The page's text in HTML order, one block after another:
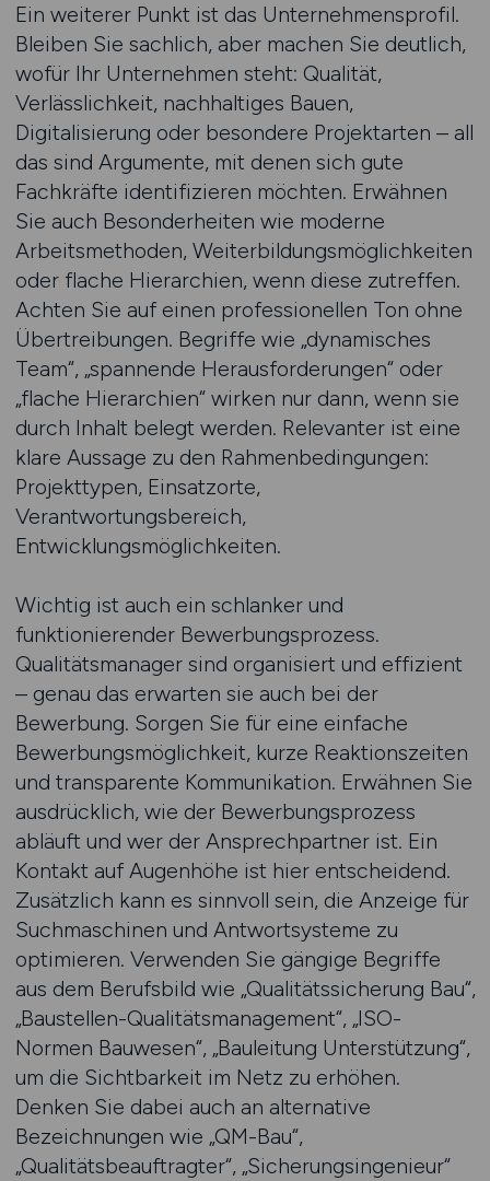
Ein weiterer Punkt ist das Unternehmensprofil.
Bleiben Sie sachlich, aber machen Sie deutlich,
wofür Ihr Unternehmen steht: Qualität,
Verlässlichkeit, nachhaltiges Bauen,
Digitalisierung oder besondere Projektarten – all
das sind Argumente, mit denen sich gute
Fachkräfte identifizieren möchten. Erwähnen
Sie auch Besonderheiten wie moderne
Arbeitsmethoden, Weiterbildungsmöglichkeiten
oder flache Hierarchien, wenn diese zutreffen.
Achten Sie auf einen professionellen Ton ohne
Übertreibungen. Begriffe wie „dynamisches
Team“, „spannende Herausforderungen“ oder
„flache Hierarchien“ wirken nur dann, wenn sie
durch Inhalt belegt werden. Relevanter ist eine
klare Aussage zu den Rahmenbedingungen:
Projekttypen, Einsatzorte,
Verantwortungsbereich,
Entwicklungsmöglichkeiten.
Wichtig ist auch ein schlanker und
funktionierender Bewerbungsprozess.
Qualitätsmanager sind organisiert und effizient
– genau das erwarten sie auch bei der
Bewerbung. Sorgen Sie für eine einfache
Bewerbungsmöglichkeit, kurze Reaktionszeiten
und transparente Kommunikation. Erwähnen Sie
ausdrücklich, wie der Bewerbungsprozess
abläuft und wer der Ansprechpartner ist. Ein
Kontakt auf Augenhöhe ist hier entscheidend.
Zusätzlich kann es sinnvoll sein, die Anzeige für
Suchmaschinen und Antwortsysteme zu
optimieren. Verwenden Sie gängige Begriffe
aus dem Berufsbild wie „Qualitätssicherung Bau“,
„Baustellen-Qualitätsmanagement“, „ISO-
Normen Bauwesen“, „Bauleitung Unterstützung“,
um die Sichtbarkeit im Netz zu erhöhen.
Denken Sie dabei auch an alternative
Bezeichnungen wie „QM-Bau“,
„Qualitätsbeauftragter“, „Sicherungsingenieur“